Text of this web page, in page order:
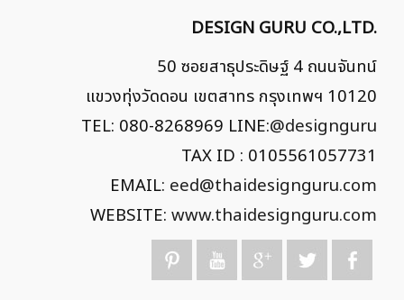
DESIGN GURU CO.,LTD.
50 ซอยสาธุประดิษฐ์ 4 ถนนจันทน์
แขวงทุ่งวัดดอน เขตสาทร กรุงเทพฯ 10120
TEL: 080-8268969 LINE:@designguru
TAX ID : 0105561057731
EMAIL: eed@thaidesignguru.com
WEBSITE: www.thaidesignguru.com